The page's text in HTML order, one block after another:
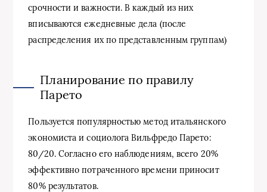
срочности и важности. В каждый из них
вписываются ежедневные дела (после
распределения их по представленным группам)
Планирование по правилу
Парето
Пользуется популярностью метод итальянского
экономиста и социолога Вильфредо Парето:
80/20. Согласно его наблюдениям, всего 20%
эффективно потраченного времени приносит
80% результатов.